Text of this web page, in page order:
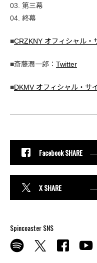
03. 第三幕
04. 終幕
■CRZKNY オフィシャル・
■斎藤潤一郎： Twitter
■DKMV オフィシャル・サ
Facebook SHARE
X SHARE
Spincoaster SNS